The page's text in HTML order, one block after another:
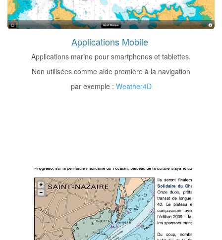
Applications Mobile
Applications marine pour smartphones et tablettes.
Non utilisées comme aide première à la navigation
par exemple : Weather4D